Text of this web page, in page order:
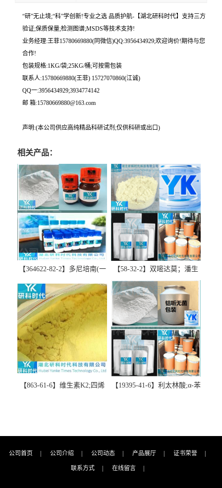
“研”无止境;“科”学创新!专业之选 品质护航-【湖北研科时代】支持三方
验证;保质保量;检测图谱;MSDS等技术支持!
业务经理:王菲15780669880(同微信)QQ:3956434929;欢迎询价!期待与您
合作!
包装规格:1KG/袋;25KG/桶;可按需包装
联系人:15780669880(王菲) 15727070860(江诚)
QQ一:3956434929;3934774142
邮 箱:15780669880@163.com
声明:(本公司供应高纯精品科研试剂;仅供科研或出口)
相关产品：
【364622-82-2】多尼培南(一
精品科研试剂-湖北研科时代
科技-“研”无止境;“科”学创
新！支持三方验证；支持定
制；检测图谱；MSDS等技术
支持！
【58-32-2】双嘧达莫；潘生
丁-精品科研试剂-湖北研科时
代科技-“研”无止境;“科”学创
新！支持三方验证；支持定
制；检测图谱；MSDS等技术
支持！
【863-61-6】维生素K2;四烯
方验证 -业务咨询联系-王菲
【19395-41-6】利太林酸;α-苯
持三方验证；支持定制；检
公司首页 公司介绍 公司动态 产品展厅 证书荣誉
联系方式 在线留言